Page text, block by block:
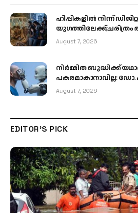
ഹിപ്പികളില്‍ നിന്ന്
August 7, 2026
നിർമ്മിത ബുദ്ധിക്ക്
പകരമാകാനാവില്ല:
August 7, 2026
EDITOR'S PICK